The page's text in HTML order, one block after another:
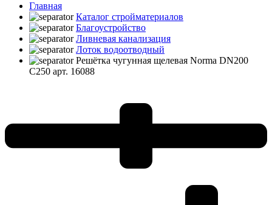
Главная
Каталог стройматериалов
Благоустройство
Ливневая канализация
Лоток водоотводный
Решётка чугунная щелевая Norma DN200
C250 арт. 16088